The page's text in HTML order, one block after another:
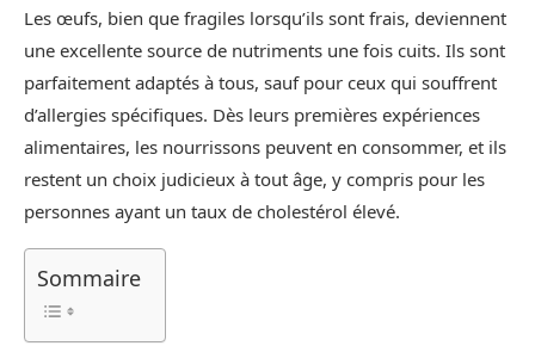
Les œufs, bien que fragiles lorsqu’ils sont frais, deviennent
une excellente source de nutriments une fois cuits. Ils sont
parfaitement adaptés à tous, sauf pour ceux qui souffrent
d’allergies spécifiques. Dès leurs premières expériences
alimentaires, les nourrissons peuvent en consommer, et ils
restent un choix judicieux à tout âge, y compris pour les
personnes ayant un taux de cholestérol élevé.
Sommaire